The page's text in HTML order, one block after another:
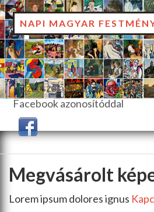
NAPI MAGYAR
Hozzászóláshoz, szavazáshoz
Facebook azonosítóddal
Megvásárolt
Lorem ipsum dolores ignus